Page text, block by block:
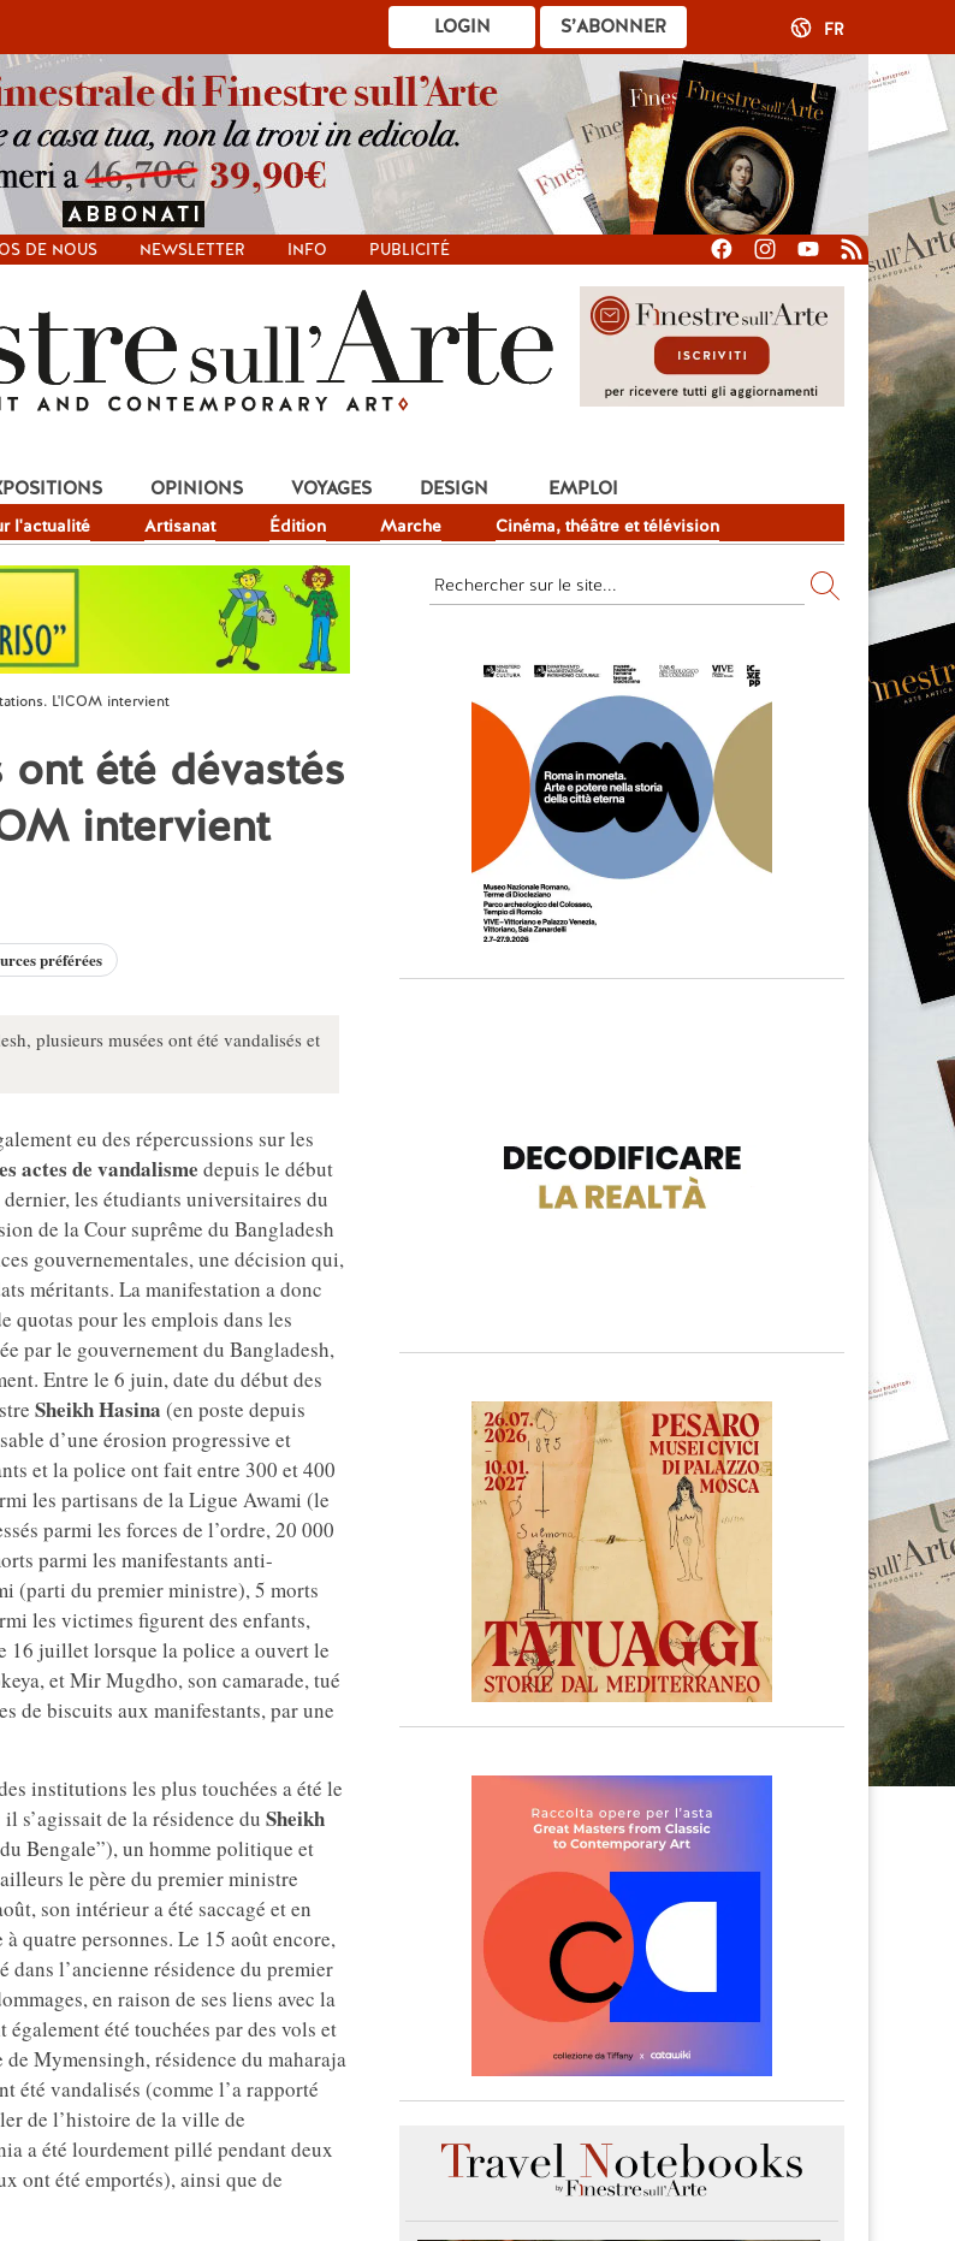
S’ABONNER
LOGIN FR
DE NOUS NEWSLETTER INFO PUBLICITÉ
l'actualité Artisanat Édition Marche Cinéma, théâtre et télévision
OPINIONS VOYAGES DESIGN EMPLOI
L'ICOM intervient
été dévastés
intervient
préférées
plusieurs musées ont été vandalisés et
eu des répercussions sur les
actes de vandalisme depuis le début
les étudiants universitaires du
de la Cour suprême du Bangladesh
gouvernementales, une décision qui,
méritants. La manifestation a donc
quotas pour les emplois dans les
par le gouvernement du Bangladesh,
Entre le 6 juin, date du début des
Sheikh Hasina (en poste depuis
d’une érosion progressive et
et la police ont fait entre 300 et 400
les partisans de la Ligue Awami (le
parmi les forces de l’ordre, 20 000
parmi les manifestants anti-
(parti du premier ministre), 5 morts
les victimes figurent des enfants,
16 juillet lorsque la police a ouvert le
et Mir Mugdho, son camarade, tué
de biscuits aux manifestants, par une
institutions les plus touchées a été le
il s’agissait de la résidence du Sheikh
Bengale”), un homme politique et
le père du premier ministre
son intérieur a été saccagé et en
quatre personnes. Le 15 août encore,
dans l’ancienne résidence du premier
en raison de ses liens avec la
été touchées par des vols et
Mymensingh, résidence du maharaja
été vandalisés (comme l’a rapporté
de l’histoire de la ville de
a été lourdement pillé pendant deux
ont été emportés), ainsi que de